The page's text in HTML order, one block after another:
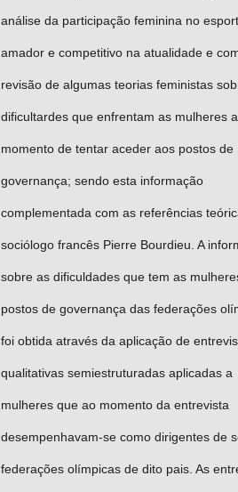
análise da participação feminina no
amador e competitivo na atualidade e
revisão de algumas teorias feministas
dificultardes que enfrentam as mulheres
momento de tentar aceder aos postos de
governança; sendo esta informação
complementada com as referências
sociólogo francês Pierre Bourdieu. A
sobre as dificuldades que tem as
postos de governança das federações
foi obtida através da aplicação de
qualitativas semiestruturadas aplicadas a
mulheres que ao momento da entrevista
desempenhavam-se como dirigentes de
federações olímpicas de dito pais. As